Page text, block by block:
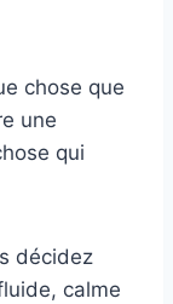
chose que
une
qui
décidez
calme